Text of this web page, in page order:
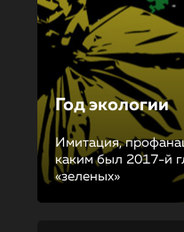
Год экологии
Имитация,
каким был 2017-й
«зеленых»